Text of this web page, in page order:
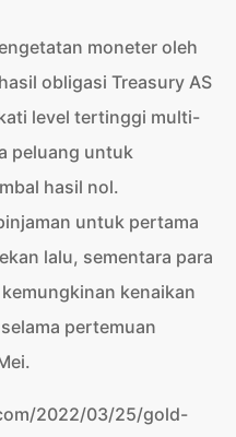
moneter oleh
obligasi Treasury AS
level tertinggi multi-
peluang untuk
hasil nol.
untuk pertama
lalu, sementara para
kenaikan
pertemuan
2022/03/25/gold-